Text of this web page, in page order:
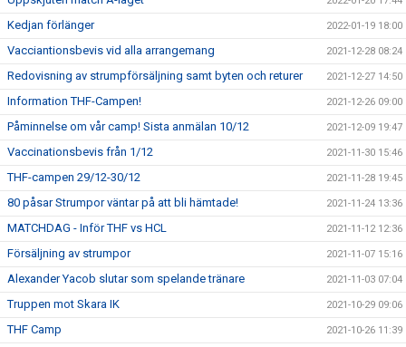
Kedjan förlänger 2022-01-19 18:00
Vacciantionsbevis vid alla arrangemang 2021-12-28 08:24
Redovisning av strumpförsäljning samt byten och returer 2021-12-27 14:50
Information THF-Campen! 2021-12-26 09:00
Påminnelse om vår camp! Sista anmälan 10/12 2021-12-09 19:47
Vaccinationsbevis från 1/12 2021-11-30 15:46
THF-campen 29/12-30/12 2021-11-28 19:45
80 påsar Strumpor väntar på att bli hämtade! 2021-11-24 13:36
MATCHDAG - Inför THF vs HCL 2021-11-12 12:36
Försäljning av strumpor 2021-11-07 15:16
Alexander Yacob slutar som spelande tränare 2021-11-03 07:04
Truppen mot Skara IK 2021-10-29 09:06
THF Camp 2021-10-26 11:39